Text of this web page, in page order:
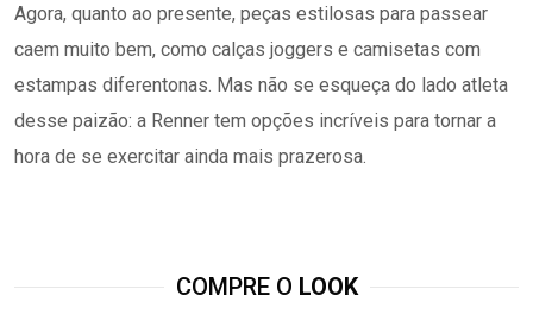
Agora, quanto ao presente, peças estilosas para passear
caem muito bem, como calças joggers e camisetas com
estampas diferentonas. Mas não se esqueça do lado atleta
desse paizão: a Renner tem opções incríveis para tornar a
hora de se exercitar ainda mais prazerosa.
COMPRE O LOOK